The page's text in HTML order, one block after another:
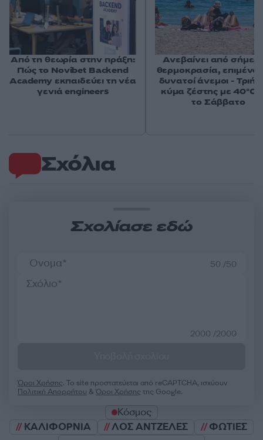
Σχόλια
Σχολίασε εδώ
50 /50
2000 /2000
Όροι Χρήσης. Το site προστατεύεται από reCAPTCHA, ισχύουν
Πολιτική Απορρήτου &Όροι Χρήσης της Google.
Κόσμος
ΚΑΛΙΦΟΡΝΙΑ
ΛΟΣ ΑΝΤΖΕΛΕΣ ΦΩΤΙΕΣ
Από τη θεωρία στην πράξη:
Πώς το Novibet Backend
Academy εκπαιδεύει τη νέα
γενιά engineers
Ανεβαίνει από
θερμοκρασία,
δυνατοί άνεμοι -
κύμα ζέστης με 40°C
το Σάββατο